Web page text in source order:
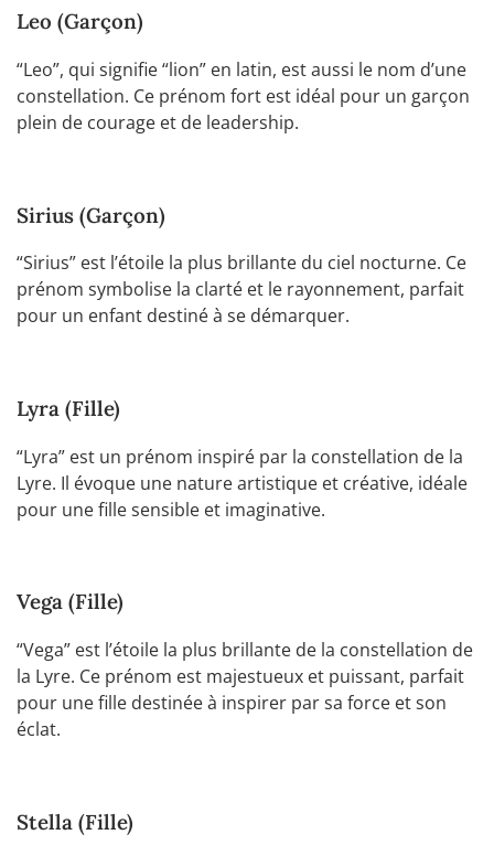
Leo (Garçon)
“Leo”, qui signifie “lion” en latin, est aussi le nom d’une
constellation. Ce prénom fort est idéal pour un garçon
plein de courage et de leadership.
Sirius (Garçon)
“Sirius” est l’étoile la plus brillante du ciel nocturne. Ce
prénom symbolise la clarté et le rayonnement, parfait
pour un enfant destiné à se démarquer.
Lyra (Fille)
“Lyra” est un prénom inspiré par la constellation de la
Lyre. Il évoque une nature artistique et créative, idéale
pour une fille sensible et imaginative.
Vega (Fille)
“Vega” est l’étoile la plus brillante de la constellation de
la Lyre. Ce prénom est majestueux et puissant, parfait
pour une fille destinée à inspirer par sa force et son
éclat.
Stella (Fille)